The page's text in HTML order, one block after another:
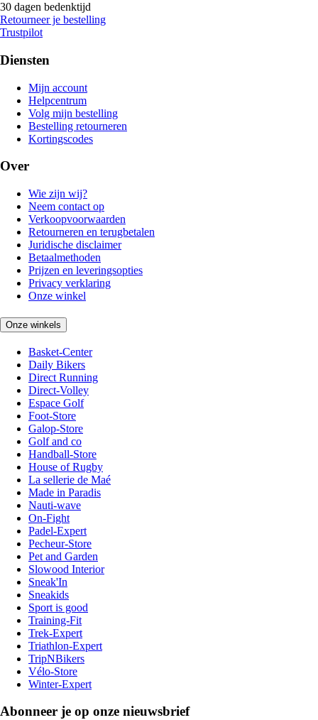
30 dagen bedenktijd
Retourneer je bestelling
Trustpilot
Diensten
Mijn account
Helpcentrum
Volg mijn bestelling
Bestelling retourneren
Kortingscodes
Over
Wie zijn wij?
Neem contact op
Verkoopvoorwaarden
Retourneren en terugbetalen
Juridische disclaimer
Betaalmethoden
Prijzen en leveringsopties
Privacy verklaring
Onze winkel
Onze winkels
Basket-Center
Daily Bikers
Direct Running
Direct-Volley
Espace Golf
Foot-Store
Galop-Store
Golf and co
Handball-Store
House of Rugby
La sellerie de Maé
Made in Paradis
Nauti-wave
On-Fight
Padel-Expert
Pecheur-Store
Pet and Garden
Slowood Interior
Sneak'In
Sneakids
Sport is good
Training-Fit
Trek-Expert
Triathlon-Expert
TripNBikers
Vélo-Store
Winter-Expert
Abonneer je op onze nieuwsbrief